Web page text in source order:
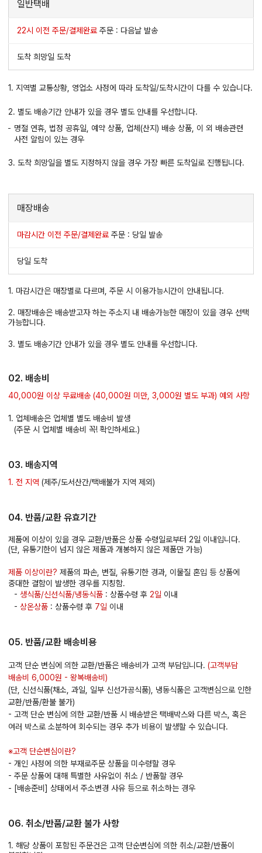
일반택배
22시 이전 주문/결제완료 주문 : 다음날 발송
도착 희망일 도착
1. 지역별 교통상황, 영업소 사정에 따라 도착일/도착시간이 다를 수 있습니다.
2. 별도 배송기간 안내가 있을 경우 별도 안내를 우선합니다.
명절 연휴, 법정 공휴일, 예약 상품, 업체(산지) 배송 상품, 이 외 배송관련
사전 알림이 있는 경우
3. 도착 희망일을 별도 지정하지 않을 경우 가장 빠른 도착일로 진행됩니다.
매장배송
마감시간 이전 주문/결제완료 주문 : 당일 발송
당일 도착
1. 마감시간은 매장별로 다르며, 주문 시 이용가능시간이 안내됩니다.
2. 매장배송은 배송받고자 하는 주소지 내 배송가능한 매장이 있을 경우 선택
가능합니다.
3. 별도 배송기간 안내가 있을 경우 별도 안내를 우선합니다.
02. 배송비
40,000원 이상 무료배송 (40,000원 미만, 3,000원 별도 부과) 예외 사항
1. 업체배송은 업체별 별도 배송비 발생
(주문 시 업체별 배송비 꼭! 확인하세요.)
03. 배송지역
1. 전 지역 (제주/도서산간/택배불가 지역 제외)
04. 반품/교환 유효기간
제품에 이상이 있을 경우 교환/반품은 상품 수령일로부터 2일 이내입니다.
(단, 유통기한이 넘지 않은 제품과 개봉하지 않은 제품만 가능)
제품 이상이란? 제품의 파손, 변질, 유통기한 경과, 이물질 혼입 등 상품에
중대한 결함이 발생한 경우를 지칭함.
- 생식품/신선식품/냉동식품 : 상품수령 후 2일 이내
- 상온상품 : 상품수령 후 7일 이내
05. 반품/교환 배송비용
고객 단순 변심에 의한 교환/반품은 배송비가 고객 부담입니다. (고객부담
배송비 6,000원 - 왕복배송비)
(단, 신선식품(채소, 과일, 일부 신선가공식품), 냉동식품은 고객변심으로 인한
교환/반품/환불 불가)
- 고객 단순 변심에 의한 교환/반품 시 배송받은 택배박스와 다른 박스, 혹은
여러 박스로 소분하여 회수되는 경우 추가 비용이 발생할 수 있습니다.
※고객 단순변심이란?
- 개인 사정에 의한 부재로주문 상품을 미수령할 경우
- 주문 상품에 대해 특별한 사유없이 취소 / 반품할 경우
- [배송준비] 상태에서 주소변경 사유 등으로 취소하는 경우
06. 취소/반품/교환 불가 사항
1. 해당 상품이 포함된 주문건은 고객 단순변심에 의한 취소/교환/반품이